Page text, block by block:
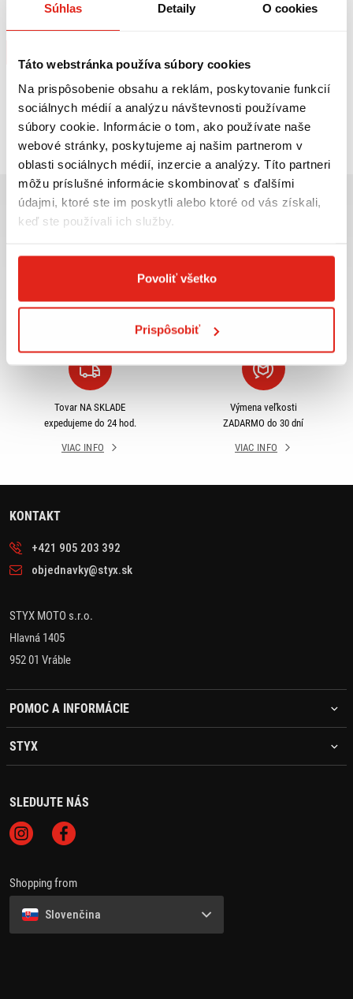
Súhlas Detaily O cookies
Táto webstránka používa súbory cookies
Na prispôsobenie obsahu a reklám, poskytovanie funkcií
sociálnych médií a analýzu návštevnosti používame
súbory cookie. Informácie o tom, ako používate naše
webové stránky, poskytujeme aj našim partnerom v
oblasti sociálnych médií, inzercie a analýzy. Títo partneri
môžu príslušné informácie skombinovať s ďalšími
údajmi, ktoré ste im poskytli alebo ktoré od vás získali,
keď ste používali ich služby.
Povoliť všetko
Prispôsobiť
PRIMAVERA/SPRINT (14-23) SR5608
Na objednávku
5608A/5610A PIAGGIO A5608A
Pozreli ste
objednávky nad 50€ v rámci
Tovar NA SKLADE
expedujeme do 24 hod.
VIAC INFO
Výmena veľkosti
ZADARMO do 30 dní
VIAC INFO
KONTAKT
+421 905 203 392
objednavky@styx.sk
STYX MOTO s.r.o.
Hlavná 1405
952 01 Vráble
POMOC A INFORMÁCIE
STYX
SLEDUJTE NÁS
Shopping from
Slovenčina